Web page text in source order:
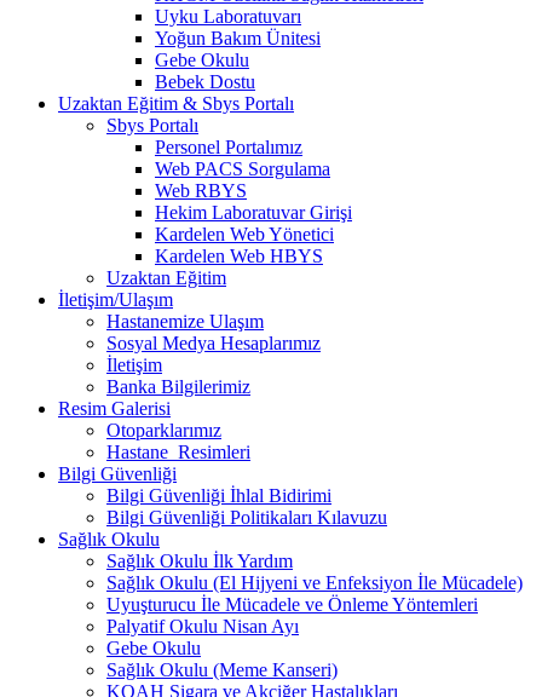
Uyku Laboratuvarı
Yoğun Bakım Ünitesi
Gebe Okulu
Bebek Dostu
Uzaktan Eğitim & Sbys Portalı
Sbys Portalı
Personel Portalımız
Web PACS Sorgulama
Web RBYS
Hekim Laboratuvar Girişi
Kardelen Web Yönetici
Kardelen Web HBYS
Uzaktan Eğitim
İletişim/Ulaşım
Hastanemize Ulaşım
Sosyal Medya Hesaplarımız
İletişim
Banka Bilgilerimiz
Resim Galerisi
Otoparklarımız
Hastane_Resimleri
Bilgi Güvenliği
Bilgi Güvenliği İhlal Bidirimi
Bilgi Güvenliği Politikaları Kılavuzu
Sağlık Okulu
Sağlık Okulu İlk Yardım
Sağlık Okulu (El Hijyeni ve Enfeksiyon İle Mücadele)
Uyuşturucu İle Mücadele ve Önleme Yöntemleri
Palyatif Okulu Nisan Ayı
Gebe Okulu
Sağlık Okulu (Meme Kanseri)
KOAH Sigara ve Akciğer Hastalıkları